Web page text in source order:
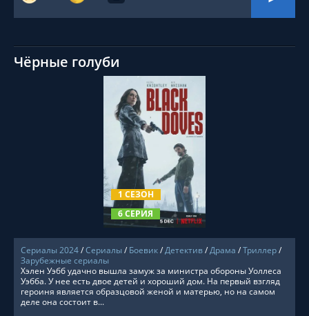
Чёрные голуби
1 СЕЗОН
6 СЕРИЯ
СМОТРЕТЬ ОНЛАЙН
Сериалы 2024/Сериалы/ Боевик/Детектив/Драма /Триллер/
Зарубежные сериалы
Хэлен Уэбб удачно вышла замуж за министра обороны Уоллеса
Уэбба. У нее есть двое детей и хороший дом. На первый взгляд
героиня является образцовой женой и матерью, но на самом
деле она состоит в...